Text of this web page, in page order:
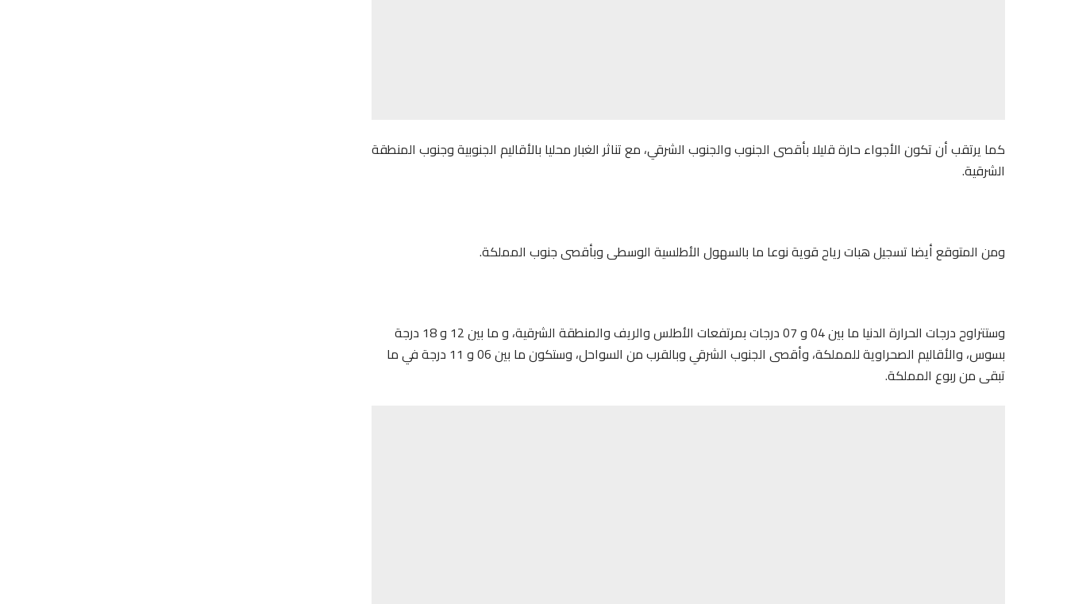
كما يرتقب أن تكون الأجواء حارة قليلا بأقصى الجنوب والجنوب الشرقي، مع تناثر الغبار محليا بالأقاليم الجنوبية وجنوب المنطقة
الشرقية.
ومن المتوقع أيضا تسجيل هبات رياح قوية نوعا ما بالسهول الأطلسية الوسطى وبأقصى جنوب المملكة.
وستتراوح درجات الحرارة الدنيا ما بين 04 و 07 درجات بمرتفعات الأطلس والريف والمنطقة الشرقية، و ما بين 12 و 18 درجة
بسوس، والأقاليم الصحراوية للمملكة، وأقصى الجنوب الشرقي وبالقرب من السواحل، وستكون ما بين 06 و 11 درجة في ما
تبقى من ربوع المملكة.